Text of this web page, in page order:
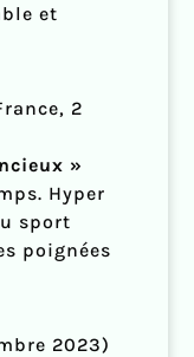
et
2
»
Hyper
sport
poignées
2023)